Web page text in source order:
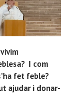
? I com
fet feble?
ajudar i donar-